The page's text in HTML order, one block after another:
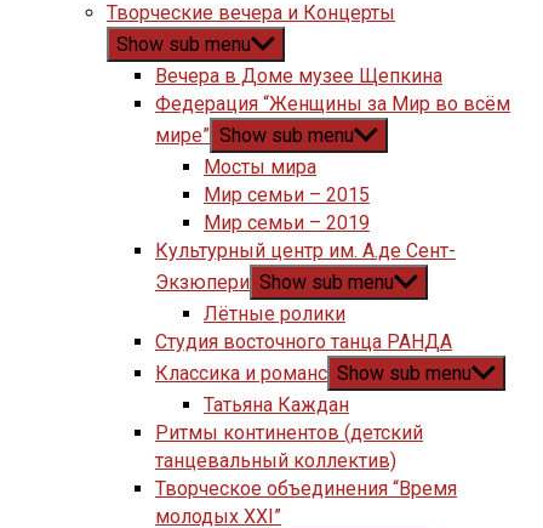
Творческие вечера и Концерты
Show sub menu
Вечера в Доме музее Щепкина
Федерация “Женщины за Мир во всём
мире” Show sub menu
Мосты мира
Мир семьи – 2015
Мир семьи – 2019
Культурный центр им. А.де Сент-
Экзюпери Show sub menu
Лётные ролики
Студия восточного танца РАНДА
Классика и романс Show sub menu
Татьяна Каждан
Ритмы континентов (детский
танцевальный коллектив)
Творческое объединения “Время
молодых XXI”